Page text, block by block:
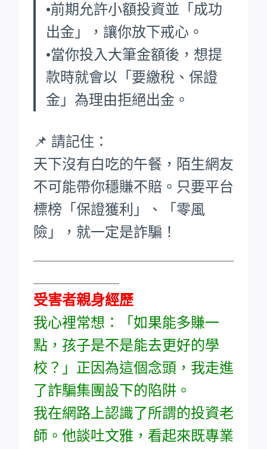
•前期允許小額投資並「成功
出金」，讓你放下戒心。
•當你投入大筆金額後，想提
款時就會以「要繳稅、保證
金」為理由拒絕出金。
📌 請記住：
天下沒有白吃的午餐，陌生網友
不可能帶你穩賺不賠。只要平台
標榜「保證獲利」、「零風
險」，就一定是詐騙！
受害者親身經歷
我心裡常想：「如果能多賺一
點，孩子是不是能去更好的學
校？」正因為這個念頭，我走進
了詐騙集團設下的陷阱。
我在網路上認識了所謂的投資老
師。他談吐文雅，看起來既專業